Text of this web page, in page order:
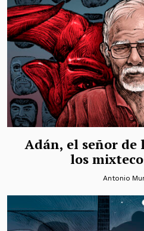
Adán, el señor de
los
Antonio